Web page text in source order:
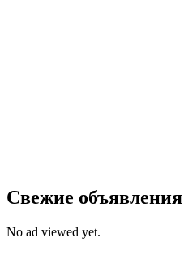
Свежие объявления
No ad viewed yet.